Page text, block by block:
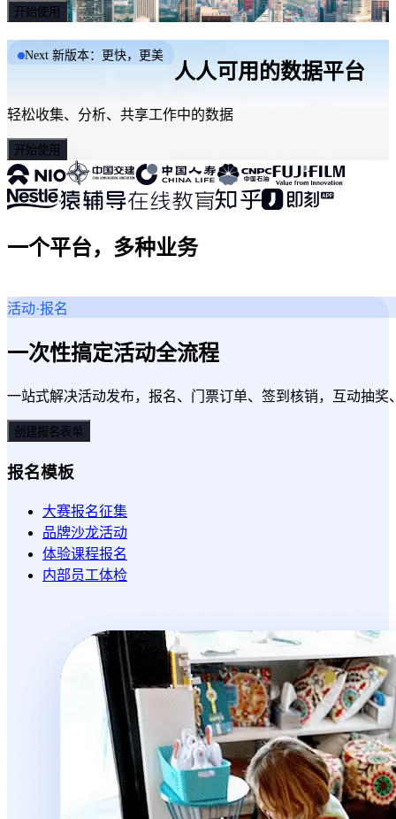
开始使用
Next 新版本：更快，更美
人人可用的数据平台
轻松收集、分析、共享工作中的数据
开始使用
一个平台，多种业务
活动·报名
一次性搞定活动全流程
一站式解决活动发布，报名、门票订单、签到核销，互动抽奖
创建报名表单
报名模板
大赛报名征集
品牌沙龙活动
体验课程报名
内部员工体检